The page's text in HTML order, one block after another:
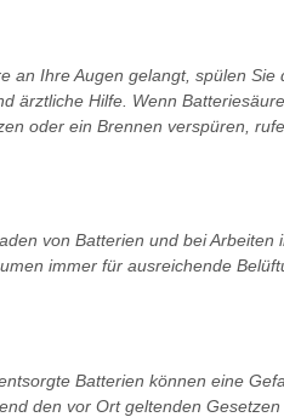
an Ihre Augen gelangt, spülen
ärztliche Hilfe. Wenn
oder ein Brennen verspüren,
von Batterien und bei
immer für ausreichende
Batterien können eine
den vor Ort geltenden Gesetzen